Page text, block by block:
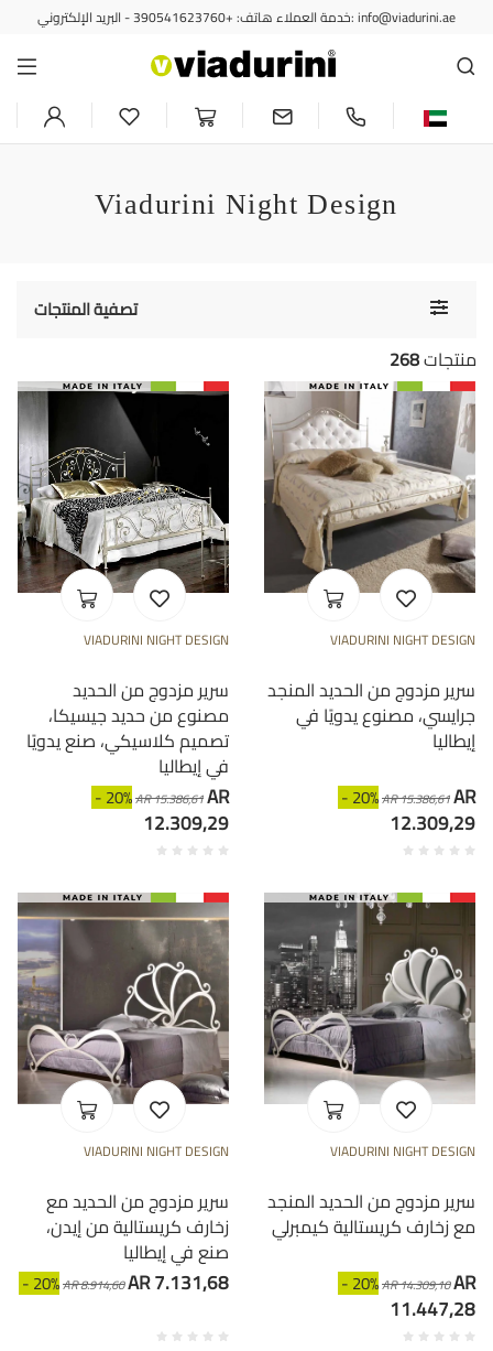
خدمة العملاء هاتف: +390541623760 - البريد الإلكتروني: info@viadurini.ae
Viadurini Night Design
Toggle تصفية المنتجات
268منتجات
VIADURINI NIGHT DESIGN
سرير مزدوج من الحديد
مصنوع من حديد جيسيكا،
تصميم كلاسيكي، صنع يدويًا
في إيطاليا
- 20%AR 15.386,61AR
12.309,29
VIADURINI NIGHT DESIGN
سرير مزدوج من الحديد المنجد
جرايسي، مصنوع يدويًا في
إيطاليا
- 20%AR 15.386,61AR
12.309,29
VIADURINI NIGHT DESIGN
سرير مزدوج من الحديد مع
زخارف كريستالية من إيدن،
صنع في إيطاليا
- 20%AR 8.914,60AR 7.131,68
VIADURINI NIGHT DESIGN
سرير مزدوج من الحديد المنجد
مع زخارف كريستالية كيمبرلي
- 20%AR 14.309,10AR
11.447,28